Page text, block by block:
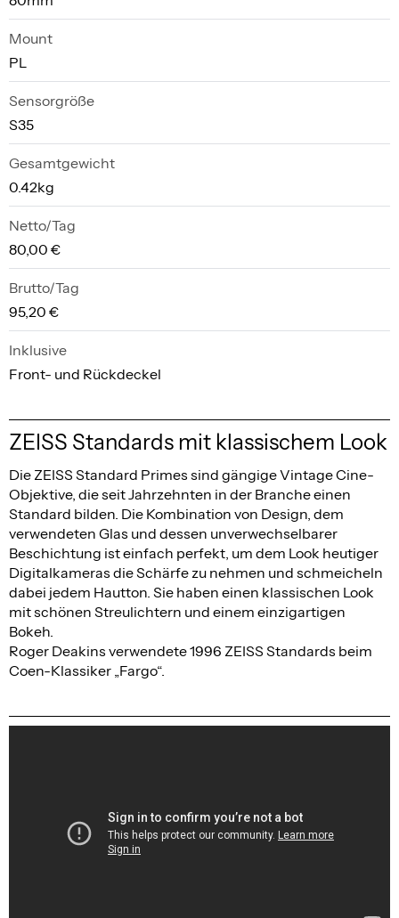
Mount
PL
Sensorgröße
S35
Gesamtgewicht
0.42kg
Netto/Tag
80,00 €
Brutto/Tag
95,20 €
Inklusive
Front- und Rückdeckel
ZEISS Standards mit klassischem Look
Die ZEISS Standard Primes sind gängige Vintage Cine-
Objektive, die seit Jahrzehnten in der Branche einen
Standard bilden. Die Kombination von Design, dem
verwendeten Glas und dessen unverwechselbarer
Beschichtung ist einfach perfekt, um dem Look heutiger
Digitalkameras die Schärfe zu nehmen und schmeicheln
dabei jedem Hautton. Sie haben einen klassischen Look
mit schönen Streulichtern und einem einzigartigen
Bokeh.
Roger Deakins verwendete 1996 ZEISS Standards beim
Coen-Klassiker „Fargo“.